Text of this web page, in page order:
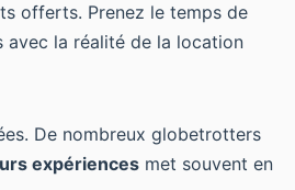
offerts. Prenez le temps de
avec la réalité de la location
De nombreux globetrotters
expériences met souvent en